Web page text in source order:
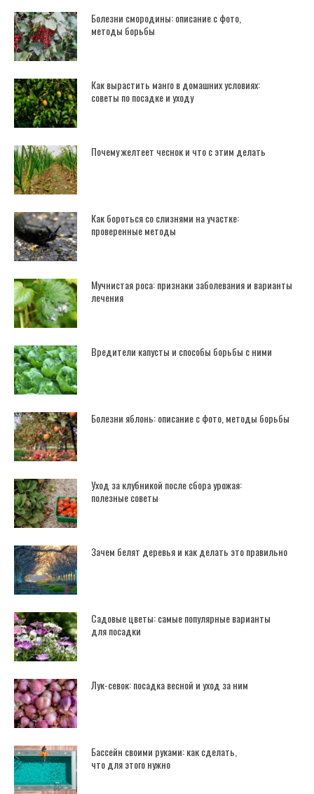
Болезни смородины: описание с фото,
методы борьбы
Как вырастить манго в домашних условиях:
советы по посадке и уходу
Почему желтеет чеснок и что с этим делать
Как бороться со слизнями на участке:
проверенные методы
Мучнистая роса: признаки заболевания и варианты
лечения
Вредители капусты и способы борьбы с ними
Болезни яблонь: описание с фото, методы борьбы
Уход за клубникой после сбора урожая:
полезные советы
Зачем белят деревья и как делать это правильно
Садовые цветы: самые популярные варианты
для посадки
Лук-севок: посадка весной и уход за ним
Бассейн своими руками: как сделать,
что для этого нужно